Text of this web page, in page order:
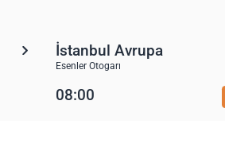
İstanbul Avrupa
Esenler Otogarı
08:00